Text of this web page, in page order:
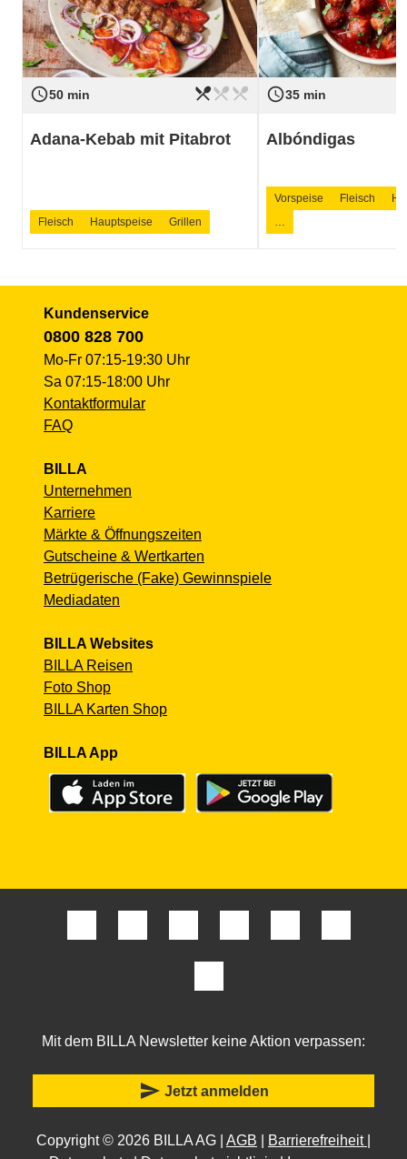
access_time50 min
Schwierigkeit leicht
restaurant_menurestaurant_menurestaurant_menu
Adana-Kebab mit Pitabrot
Fleisch Hauptspeise Grillen
access_time35 min
Schwierigkeit
Albóndigas
Vorspeise Fleisch
…
Kundenservice
0800 828 700
Mo-Fr 07:15-19:30 Uhr
Sa 07:15-18:00 Uhr
Kontaktformular
FAQ
BILLA
Unternehmen
Karriere
Märkte & Öffnungszeiten
Gutscheine & Wertkarten
Betrügerische (Fake) Gewinnspiele
Mediadaten
BILLA Websites
BILLA Reisen
Foto Shop
BILLA Karten Shop
BILLA App
Mit dem BILLA Newsletter keine Aktion verpassen:
send Jetzt anmelden
Copyright © 2026 BILLA AG | AGB Barrierefreiheit